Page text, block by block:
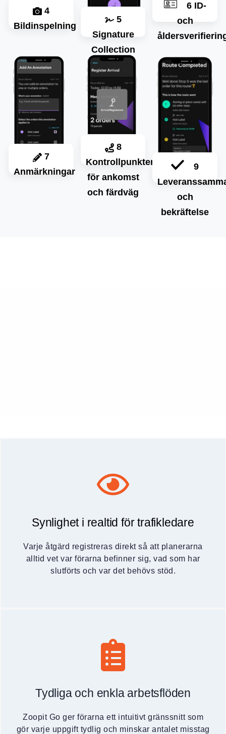
4
Bildinspelning
5
Signature
Collection
6 ID-
och
7
Anmärkningar
8
Kontrollpunkter
för ankomst
och färdväg
9
och
bekräftelse
Synlighet i realtid för trafikledare
Varje åtgärd registreras direkt så att planerarna
alltid vet var förarna befinner sig, vad som har
slutförts och var det behövs stöd.
Tydliga och enkla arbetsflöden
Zoopit Go ger förarna ett intuitivt gränssnitt som
gör varje uppgift tydlig och minskar antalet misstag